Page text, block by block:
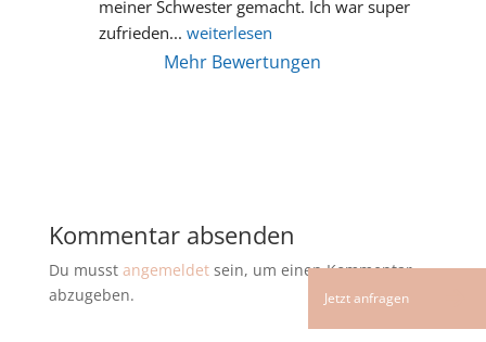
meiner Schwester gemacht. Ich war super
zufrieden... weiterlesen
Mehr Bewertungen
Kommentar absenden
Du musst angemeldetsein, um einen Kommentar
abzugeben.